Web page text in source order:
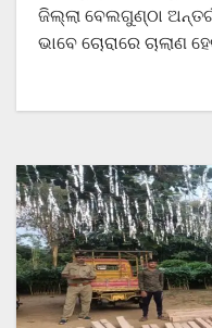
ଜିଲ୍ଲା ବେଲଗୁଣ୍ଠା
ଭାବେ ଚୋରାରେ ଚାଲାଣ